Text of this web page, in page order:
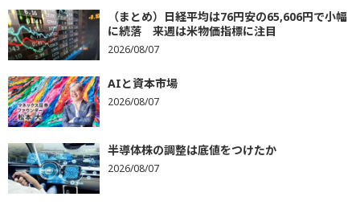
（まとめ）日経平均は76円安の65,606円で小幅
に続落 来週は米物価指標に注目
2026/08/07
AIと資本市場
2026/08/07
半導体株の調整は底値をつけたか
2026/08/07